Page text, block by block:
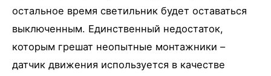
остальное время светильник будет оставаться
выключенным. Единственный недостаток,
которым грешат неопытные монтажники –
датчик движения используется в качестве